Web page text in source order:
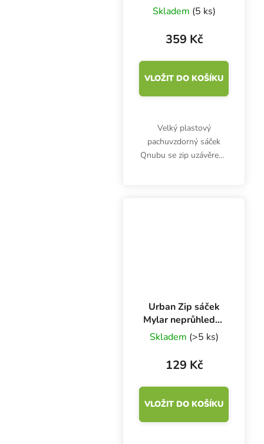
23.5x15 cm, 50 ks
Skladem (5 ks)
359 Kč
VLOŽIT DO KOŠÍKU
Velký plastový
pachuvzdorný sáček
Qnubu se zip uzávěrem.
Urban Zip sáček
Mylar neprůhledný
11.2x7.5 cm 1G,
balení 50 ks
Skladem (>5 ks)
129 Kč
VLOŽIT DO KOŠÍKU